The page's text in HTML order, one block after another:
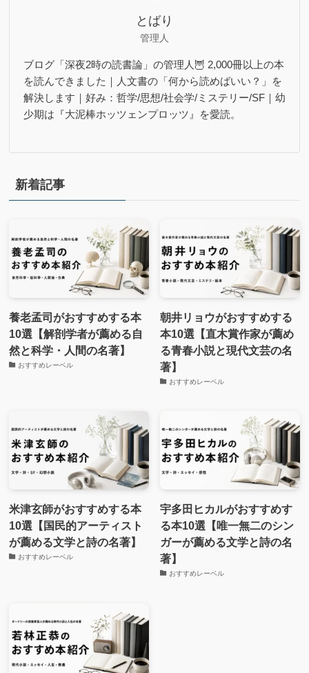
とばり
管理人
ブログ「深夜2時の読書論」の管理人🦉 2,000冊以上の本
を読んできました｜人文書の「何から読めばいい？」を
解決します｜好み：哲学/思想/社会学/ミステリー/SF｜幼
少期は『大泥棒ホッツェンプロッツ』を愛読。
新着記事
養老孟司がおすすめする本
10選【解剖学者が薦める自
然と科学・人間の名著】
おすすめレーベル
朝井リョウがおすすめする
本10選【直木賞作家が薦め
る青春小説と現代文芸の名
著】
おすすめレーベル
米津玄師がおすすめする本
10選【国民的アーティスト
が薦める文学と詩の名著】
おすすめレーベル
宇多田ヒカルがおすすめす
る本10選【唯一無二のシン
ガーが薦める文学と詩の名
著】
おすすめレーベル